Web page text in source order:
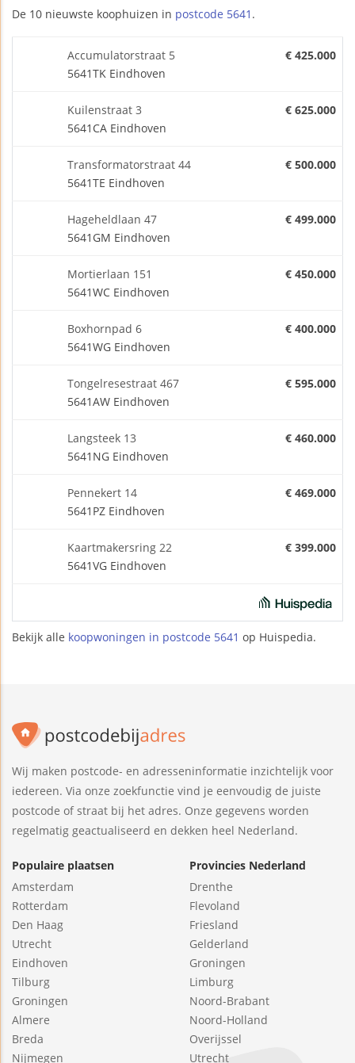
De 10 nieuwste koophuizen in postcode 5641 .
Accumulatorstraat 5
5641TK Eindhoven
€ 425.000
Kuilenstraat 3
5641CA Eindhoven
€ 625.000
Transformatorstraat 44
5641TE Eindhoven
€ 500.000
Hageheldlaan 47
5641GM Eindhoven
€ 499.000
Mortierlaan 151
5641WC Eindhoven
€ 450.000
Boxhornpad 6
5641WG Eindhoven
€ 400.000
Tongelresestraat 467
5641AW Eindhoven
€ 595.000
Langsteek 13
5641NG Eindhoven
€ 460.000
Pennekert 14
5641PZ Eindhoven
€ 469.000
Kaartmakersring 22
5641VG Eindhoven
€ 399.000
Bekijk alle koopwoningen in postcode 5641 op Huispedia.
Wij maken postcode- en adresseninformatie inzichtelijk voor
iedereen. Via onze zoekfunctie vind je eenvoudig de juiste
postcode of straat bij het adres. Onze gegevens worden
regelmatig geactualiseerd en dekken heel Nederland.
Populaire plaatsen
Amsterdam
Rotterdam
Den Haag
Utrecht
Eindhoven
Tilburg
Groningen
Almere
Breda
Nijmegen
Provincies Nederland
Drenthe
Flevoland
Friesland
Gelderland
Groningen
Limburg
Noord-Brabant
Noord-Holland
Overijssel
Utrecht